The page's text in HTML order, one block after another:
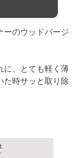
のウッドバージ
に、とても軽く薄
た時サッと取り除